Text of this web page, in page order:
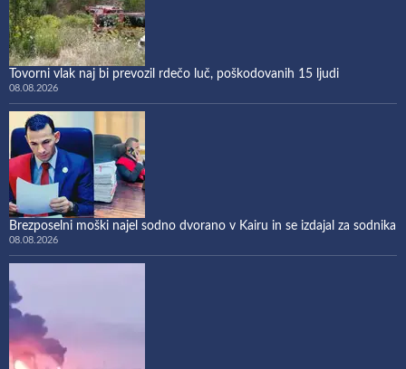
Tovorni vlak naj bi prevozil rdečo luč, poškodovanih 15 ljudi
08.08.2026
Brezposelni moški najel sodno dvorano v Kairu in se izdajal za sodnika
08.08.2026